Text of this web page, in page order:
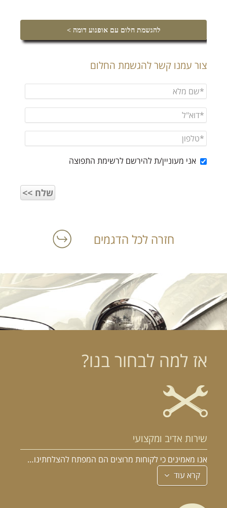
להגשמת חלום עם אופנוע דומה >
צור עמנו קשר להגשמת החלום
אני מעוניין/ת להירשם לרשימת התפוצה
חזרה לכל הדגמים
אז למה לבחור בנו?
שירות אדיב ומקצועי
אנו מאמינים כי לקוחות מרוצים הם המפתח להצלחתינו…
קרא עוד
במקום לקבל שטויות במייל, הירשם ותתחיל לקבל מאיתנו אהבה מוטורית